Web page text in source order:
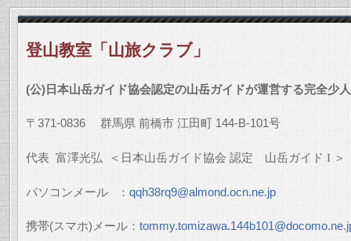
登山教室「山旅クラブ」
(公)日本山岳ガイド協会認定の山岳ガイドが運営する完全少
〒 371-0836 群馬県 前橋市 江田町 144-B-101号
代表 富澤光弘 ＜日本山岳ガイド協会 認定 山岳ガイド I ＞
パソコンメール ： qqh38rq9@almond.ocn.ne.jp
携帯(スマホ)メール：